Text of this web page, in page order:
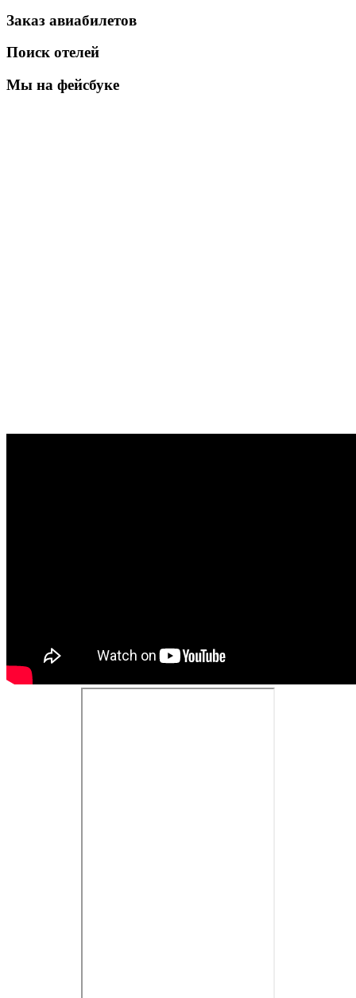
Заказ авиабилетов
Поиск отелей
Мы на фейсбуке